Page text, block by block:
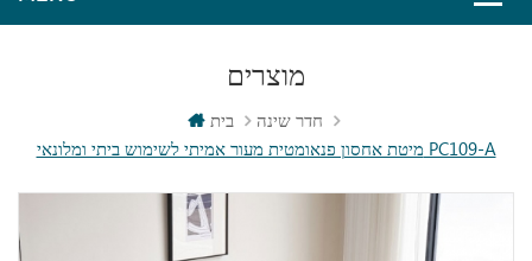
מוצרים
בית
חדר שינה
מיטת אחסון פנאומטית מעור אמיתי לשימוש ביתי ומלונאי PC109-A